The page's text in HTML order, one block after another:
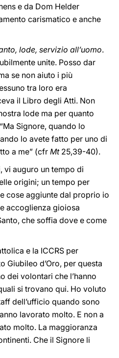
e da Dom Helder
carismatico e anche
lode, servizio all’uomo.
unite. Posso dar
se non aiuto i più
tra loro era
il Libro degli Atti. Non
lode ma per quanto
Signore, quando lo
lo avete fatto per uno di
a me” (cfr Mt 25,39-40).
vi auguro un tempo di
origini; un tempo per
cose aggiunte dal proprio io
accoglienza gioiosa
che soffia dove e come
e la ICCRS per
Giubileo d’Oro, per questa
dei volontari che l’hanno
si trovano qui. Ho voluto
dell’ufficio quando sono
lavorato molto. E non a
molto. La maggioranza
Che il Signore li